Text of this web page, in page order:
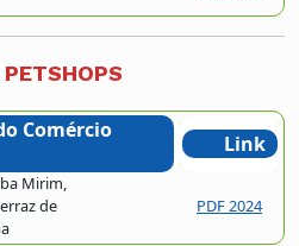
Comércio
Link
Mirim,
de
PDF 2024